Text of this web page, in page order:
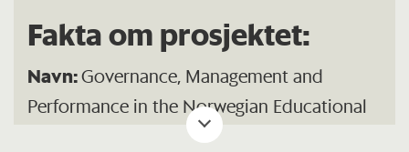
og voksnes læring.
Utdanningsprogrammene PRAKUT og
UTDANNING2020 videreføres i FINNUT.
Fakta om prosjektet:
Navn:Governance, Management and
Performance in the Norwegian Educational